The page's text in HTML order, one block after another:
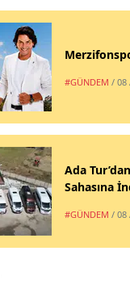
#GÜNDEM / 08
Ada
Sahasına
#GÜNDEM / 08